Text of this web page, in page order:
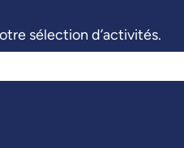
sélection d’activités.